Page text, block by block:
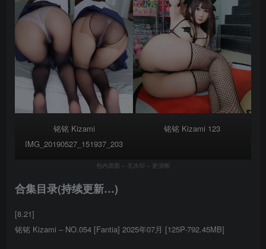
铭铭 Kizami
IMG_20190527_151937_203
铭铭 Kizami 123
包内原图 – 无水印 – 更清晰
合集目录(持续更新…)
[8.21]
铭铭 Kizami – NO.054 [Fantia] 2025年07月 [125P-792.45MB]